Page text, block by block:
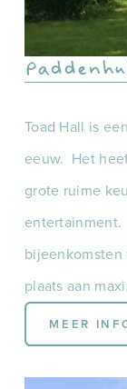
Toad Hall is
eeuw.  Het
grote ruime
plaats aan
MEER